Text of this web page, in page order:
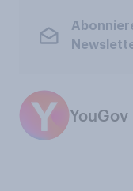
YouGov